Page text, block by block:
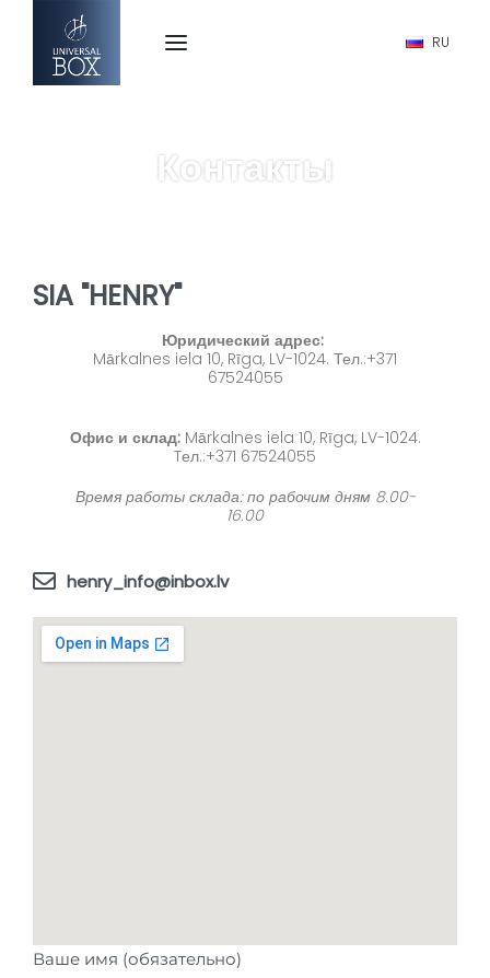
RU
Контакты
SIA "HENRY"
Юридический адрес:
Mārkalnes iela 10, Rīga, LV-1024. Тел.:+371
67524055
Офис и склад:Mārkalnes iela 10, Rīga, LV-1024.
Tел.:+371 67524055
Время работы склада: по рабочим дням 8.00-
16.00
henry_info@inbox.lv
Ваше имя (обязательно)